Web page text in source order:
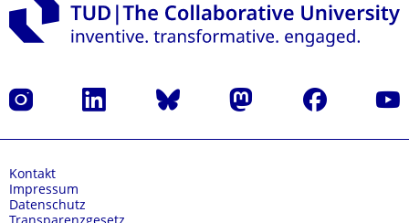
Instagram LinkedIn Bluesky Mastodon Facebook
Kontakt
Impressum
Datenschutz